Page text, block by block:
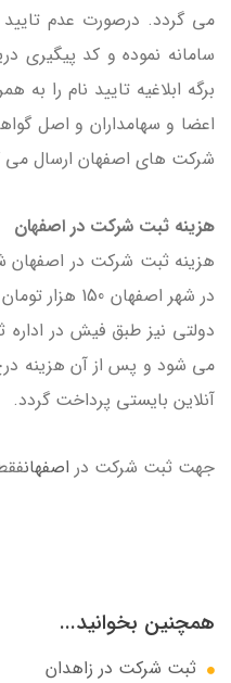
می گردد. درصورت عدم تایید
سامانه نموده و کد پیگیری
برگه ابلاغیه تایید نام را به
اعضا و سهامداران و اصل
شرکت های اصفهان ارسال می
هزینه ثبت شرکت در اصفهان
هزینه ثبت شرکت در
در شهر
دولتی نیز طبق فیش در اداره
می شود و پس از آن هزینه
آنلاین بایستی پرداخت گردد.
جهت ثبت شرکت در اصفهانفقط با
همچنین بخوانید...
ثبت شرکت در زاهدان